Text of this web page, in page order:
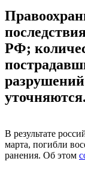
РФ;
уточняются.
В результате
марта, погибли
ранения. Об этом